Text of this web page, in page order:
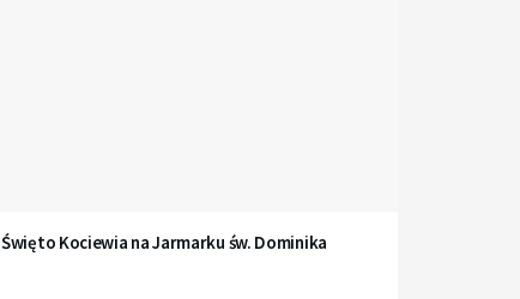
Święto Kociewia na Jarmarku św. Dominika